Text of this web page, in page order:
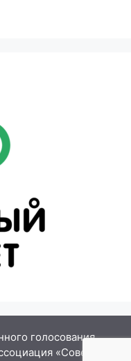
голосования
«Совет